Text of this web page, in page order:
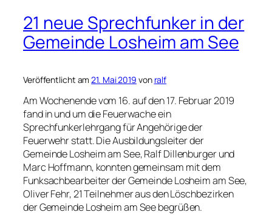
21 neue Sprechfunker in der
Gemeinde Losheim am See
Veröffentlicht am21. Mai 2019 von ralf
Am Wochenende vom 16. auf den 17. Februar 2019
fand in und um die Feuerwache ein
Sprechfunkerlehrgang für Angehörige der
Feuerwehr statt. Die Ausbildungsleiter der
Gemeinde Losheim am See, Ralf Dillenburger und
Marc Hoffmann, konnten gemeinsam mit dem
Funksachbearbeiter der Gemeinde Losheim am See,
Oliver Fehr, 21 Teilnehmer aus den Löschbezirken
der Gemeinde Losheim am See begrüßen.